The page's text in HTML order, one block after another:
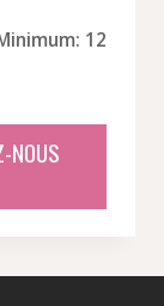
12
NOUS